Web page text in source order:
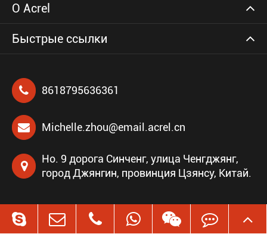
О Acrel
Быстрые ссылки
8618795636361
Michelle.zhou@email.acrel.cn
Но. 9 дорога Синченг, улица Ченгджянг,
город Джянгин, провинция Цзянсу, Китай.